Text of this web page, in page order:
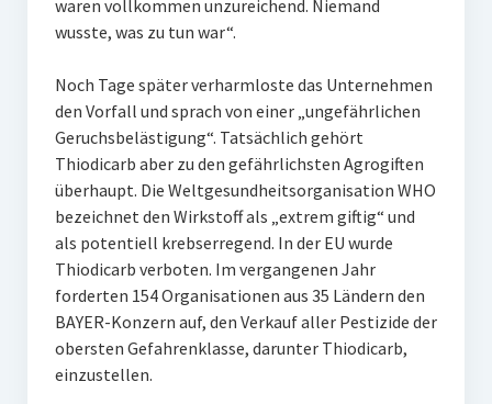
waren vollkommen unzureichend. Niemand
wusste, was zu tun war“.
Noch Tage später verharmloste das Unternehmen
den Vorfall und sprach von einer „ungefährlichen
Geruchsbelästigung“. Tatsächlich gehört
Thiodicarb aber zu den gefährlichsten Agrogiften
überhaupt. Die Weltgesundheitsorganisation WHO
bezeichnet den Wirkstoff als „extrem giftig“ und
als potentiell krebserregend. In der EU wurde
Thiodicarb verboten. Im vergangenen Jahr
forderten 154 Organisationen aus 35 Ländern den
BAYER-Konzern auf, den Verkauf aller Pestizide der
obersten Gefahrenklasse, darunter Thiodicarb,
einzustellen.